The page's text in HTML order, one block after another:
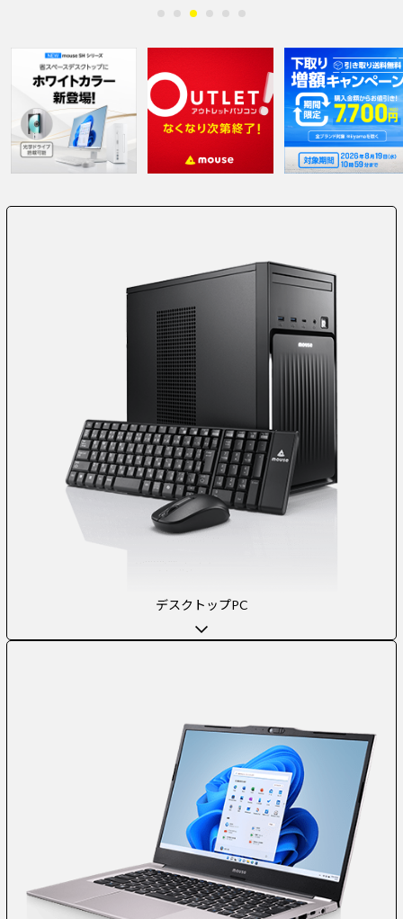
デスクトップPC